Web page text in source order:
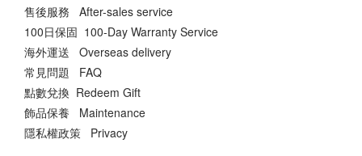
售後服務 After-sales service
100日保固 100-Day Warranty Service
海外運送 Overseas delivery
常見問題 FAQ
點數兌換 Redeem Gift
飾品保養 Maintenance
隱私權政策 Privacy